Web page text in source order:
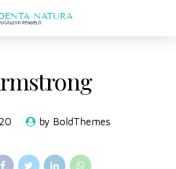
by BoldThemes